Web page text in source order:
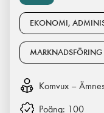
EKONOMI,
MARKNADSFÖRING
Komvux –
Poäng: 100